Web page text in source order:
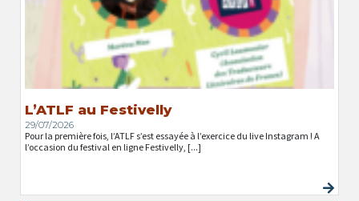
L’ATLF au Festivelly
29/07/2026
Pour la première fois, l’ATLF s’est essayée à l’exercice du live Instagram ! A
l’occasion du festival en ligne Festivelly, [...]